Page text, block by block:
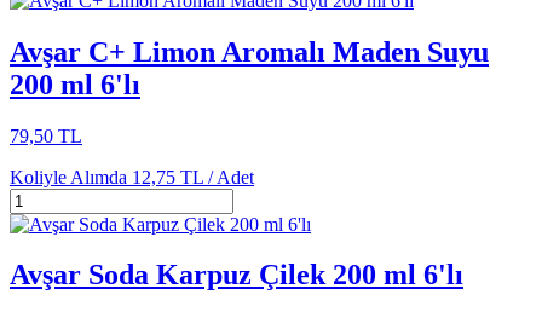
Avşar C+ Limon Aromalı Maden Suyu
200 ml 6'lı
79,50 TL
Koliyle Alımda 12,75 TL /Adet
Avşar Soda Karpuz Çilek 200 ml 6'lı